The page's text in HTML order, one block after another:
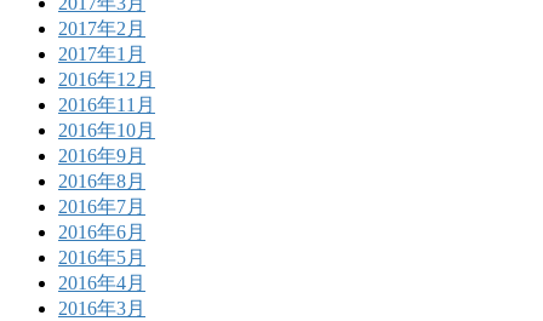
2017年2月
2017年1月
2016年12月
2016年11月
2016年10月
2016年9月
2016年8月
2016年7月
2016年6月
2016年5月
2016年4月
2016年3月